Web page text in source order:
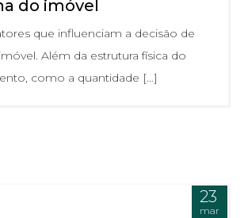
do imóvel
que influenciam a decisão de
Além da estrutura física do
como a quantidade […]
23
mar